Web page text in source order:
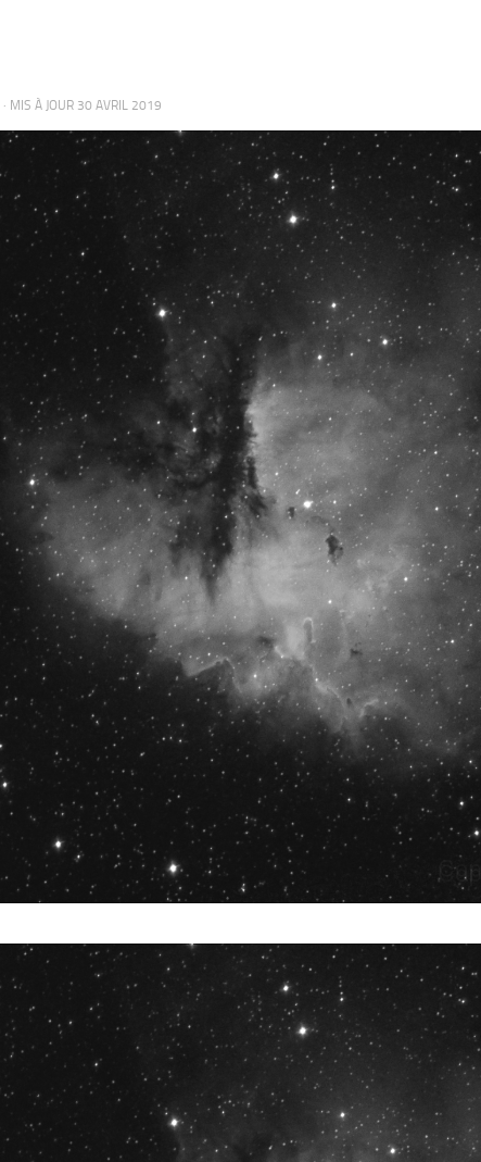
· MIS À JOUR 30 AVRIL 2019